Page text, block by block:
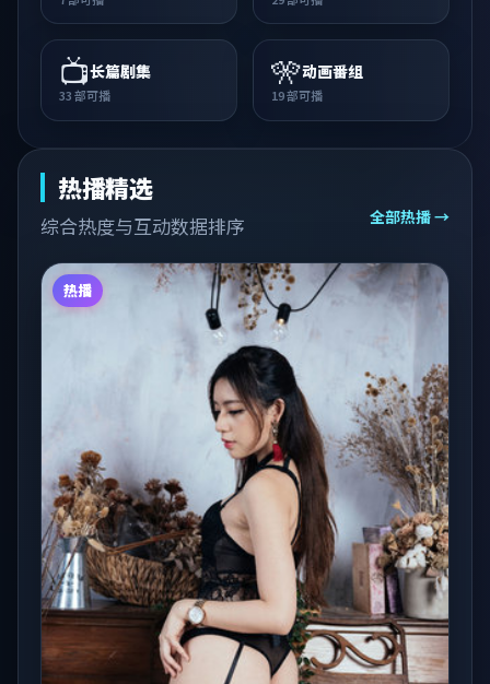
📺长篇剧集
33部可播
🎌动画番组
19部可播
热播精选
综合热度与互动数据排序 全部热播 →
热播